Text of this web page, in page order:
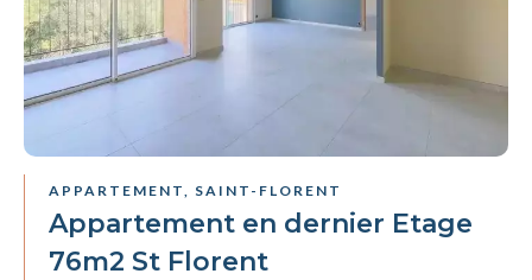
APPARTEMENT, SAINT-FLORENT
Appartement en dernier Etage
76m2 St Florent